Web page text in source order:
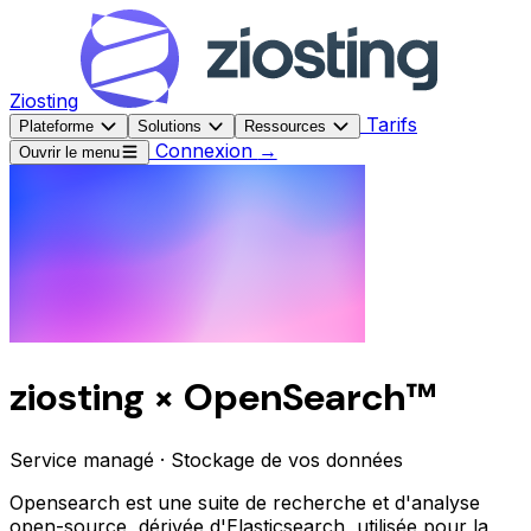
Ziosting
Plateforme Solutions Ressources Tarifs
Ouvrir le menu Connexion →
ziosting × OpenSearch™
Service managé · Stockage de vos données
Opensearch est une suite de recherche et d'analyse
open-source, dérivée d'Elasticsearch, utilisée pour la